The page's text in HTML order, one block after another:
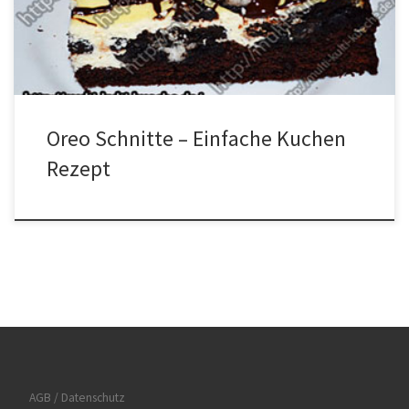
vermischen. Den Fertigen Teig in eine gefettete Form streichen.
Dann mit den Oreos belegen. Die […]
Oreo Schnitte – Einfache Kuchen
Rezept
AGB / Datenschutz